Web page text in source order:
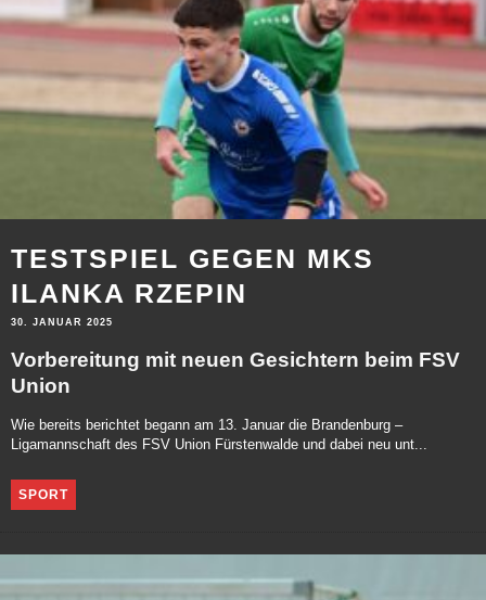
TESTSPIEL GEGEN MKS
ILANKA RZEPIN
30. JANUAR 2025
Vorbereitung mit neuen Gesichtern beim FSV
Union
Wie bereits berichtet begann am 13. Januar die Brandenburg –
Ligamannschaft des FSV Union Fürstenwalde und dabei neu unt...
SPORT